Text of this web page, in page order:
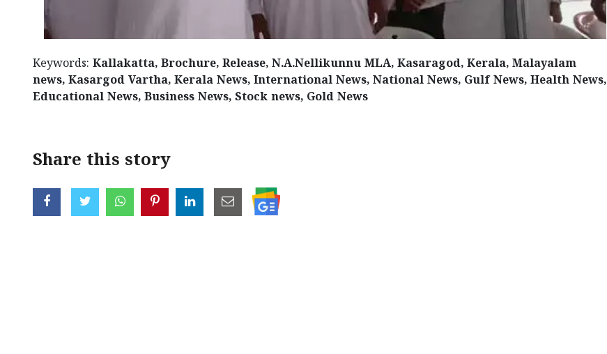
Keywords: Kallakatta, Brochure, Release, N.A.Nellikunnu MLA, Kasaragod, Kerala, Malayalam
news, Kasargod Vartha, Kerala News, International News, National News, Gulf News, Health News,
Educational News, Business News, Stock news, Gold News
Share this story